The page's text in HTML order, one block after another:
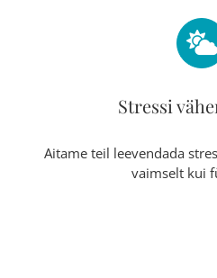
Stressi
Aitame teil leevendada
vaimselt kui